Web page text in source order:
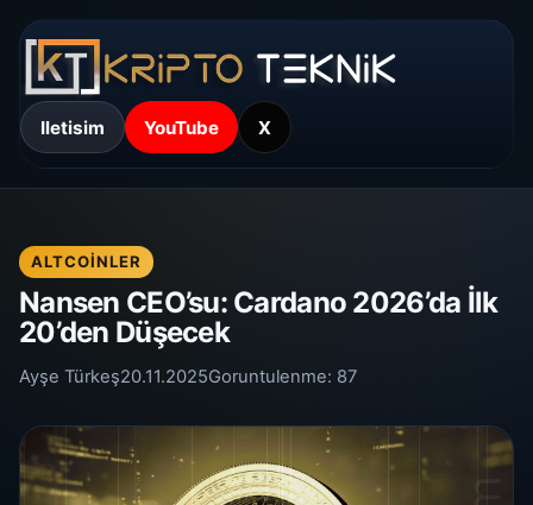
Iletisim YouTube X
ALTCOINLER
Nansen CEO’su: Cardano 2026’da İlk
20’den Düşecek
Ayşe Türkeş20.11.2025Goruntulenme: 87